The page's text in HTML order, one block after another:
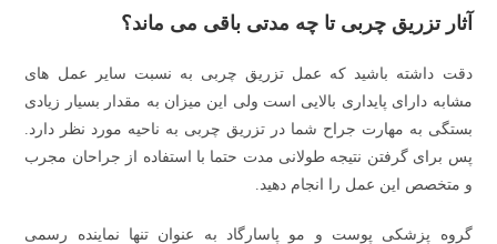
آثار تزریق چربی تا چه مدتی باقی می ماند؟
دقت داشته باشید که عمل تزریق چربی به نسبت سایر عمل های
مشابه دارای پایداری بالایی است ولی این میزان به مقدار بسیار زیادی
بستگی به مهارت جراح شما در تزریق چربی به ناحیه مورد نظر دارد.
پس برای گرفتن نتیجه طولانی مدت حتما با استفاده از جراحان مجرب
و متخصص این عمل را انجام دهید.
گروه پزشکی پوست و مو پاسارگاد به عنوان تنها نماینده رسمی